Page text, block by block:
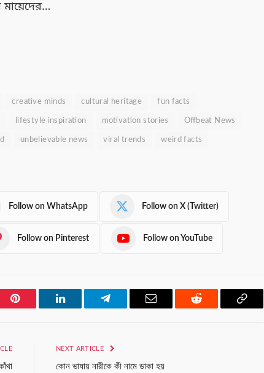
creative minds cultural heritage fun facts
lifestyle inspiration motivation stories Offbeat News
unbelievable news viral trends weird facts
Follow on WhatsApp Follow on X (Twitter)
Follow on Pinterest Follow on YouTube
Pinterest LinkedIn Telegram Email Reddit
Copy
NEXT ARTICLE
কোন ভাষায় নারীকে কী নামে ডাকা হয়